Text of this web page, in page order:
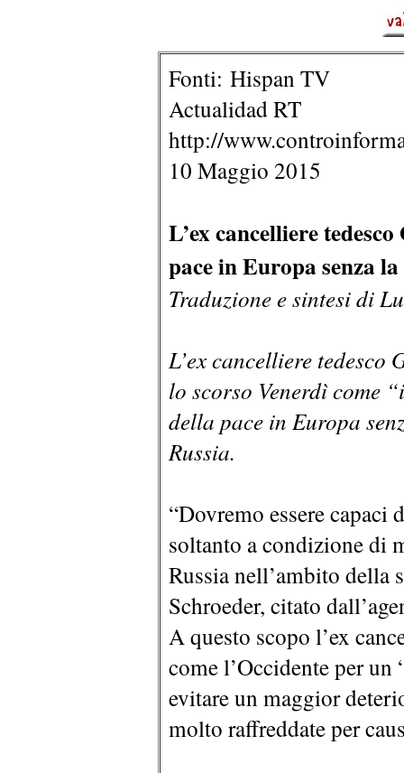
Fonti: Hispan TV
Actualidad RT
http://
10 Maggio 2015
L’ex cancelliere
pace in Europa senza
Traduzione e sintesi di
L’ex cancelliere tedesco
lo scorso Venerdì come
della pace in Europa
Russia.
“Dovremo essere capaci
soltanto a condizione di
Russia nell’ambito della
Schroeder, citato
A questo scopo l’ex
come l’Occidente per
evitare un maggior
molto raffreddate per